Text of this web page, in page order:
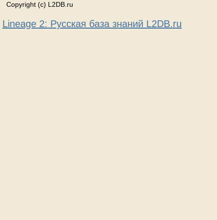
Copyright (c) L2DB.ru
Lineage 2: Русская база знаний L2DB.ru